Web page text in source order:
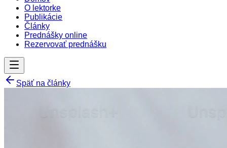
O lektorke
Publikácie
Články
Prednášky online
Rezervovať prednášku
Späť na články